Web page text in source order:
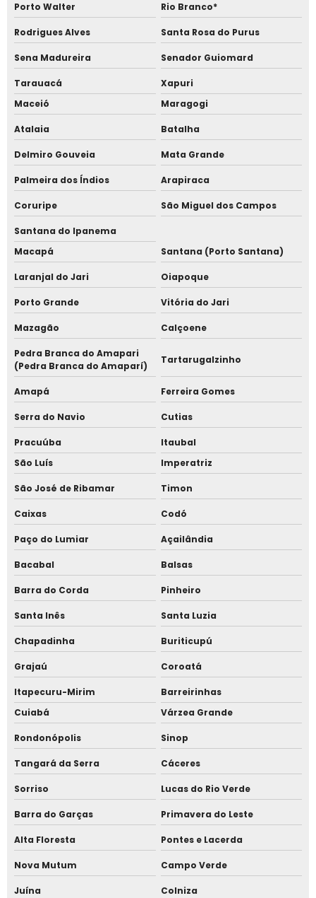
Fabricante de relógio de ponto em sp
Loja de relógio de ponto
Loja de relógio de ponto facial
Marcação de ponto pela facial
Melhor relógio de ponto facial
Melhor sistema de ponto
Relógio de ponto virtual
Representante de relógio de ponto em são paulo
Sistema de ponto virtual
Catraca de acesso para academia
Fornecedor de Catraca de acesso academia
Porto Walter Rio Branco*
Rodrigues Alves Santa Rosa do Purus
Sena Madureira Senador Guiomard
Tarauacá
Xapuri
Maceió
Maragogi
Atalaia Batalha
Delmiro Gouveia Mata Grande
Palmeira dos Índios Arapiraca
Coruripe São Miguel dos Campos
Santana do Ipanema
Macapá
Santana (Porto Santana)
Laranjal do Jari Oiapoque
Porto Grande Vitória do Jari
Mazagão Calçoene
Pedra Branca do Amapari
(Pedra Branca do Amaparí)
Tartarugalzinho
Amapá Ferreira Gomes
Serra do Navio Cutias
Pracuúba
Itaubal
São Luís
Imperatriz
São José de Ribamar Timon
Caixas Codó
Paço do Lumiar Açailândia
Bacabal Balsas
Barra do Corda Pinheiro
Santa Inês Santa Luzia
Chapadinha Buriticupú
Grajaú Coroatá
Itapecuru-Mirim
Barreirinhas
Cuiabá
Várzea Grande
Rondonópolis Sinop
Tangará da Serra Cáceres
Sorriso Lucas do Rio Verde
Barra do Garças Primavera do Leste
Alta Floresta Pontes e Lacerda
Nova Mutum Campo Verde
Juína Colniza